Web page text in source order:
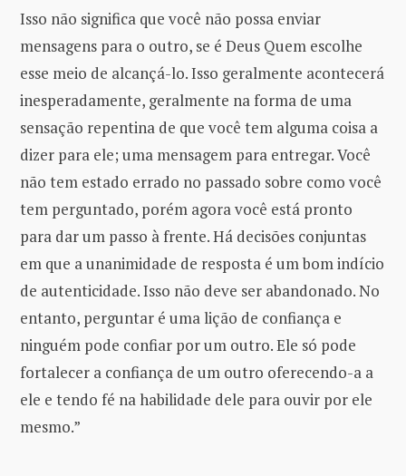
Isso não significa que você não possa enviar
mensagens para o outro, se é Deus Quem escolhe
esse meio de alcançá-lo. Isso geralmente acontecerá
inesperadamente, geralmente na forma de uma
sensação repentina de que você tem alguma coisa a
dizer para ele; uma mensagem para entregar. Você
não tem estado errado no passado sobre como você
tem perguntado, porém agora você está pronto
para dar um passo à frente. Há decisões conjuntas
em que a unanimidade de resposta é um bom indício
de autenticidade. Isso não deve ser abandonado. No
entanto, perguntar é uma lição de confiança e
ninguém pode confiar por um outro. Ele só pode
fortalecer a confiança de um outro oferecendo-a a
ele e tendo fé na habilidade dele para ouvir por ele
mesmo.”